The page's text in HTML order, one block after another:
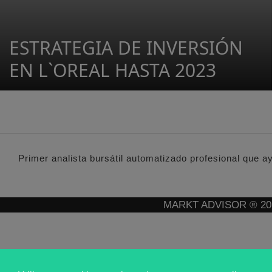
ESTRATEGIA DE INVERSIÓN
EN L`OREAL HASTA 2023
Primer analista bursátil automatizado profesional que
MARKT ADVISOR ®